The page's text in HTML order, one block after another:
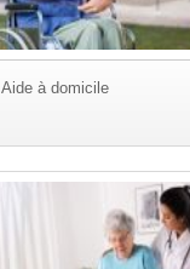
Aide à domicile